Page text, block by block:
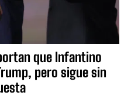
que Infantino
pero sigue sin